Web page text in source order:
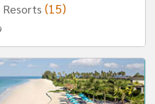
Resorts(15)